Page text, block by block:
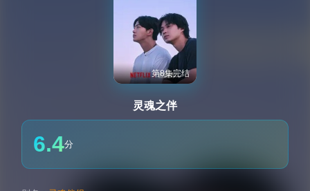
第8集完结
灵魂之伴
6.4分